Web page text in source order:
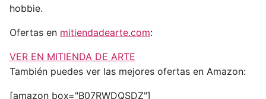
hobbie.
Ofertas en mitiendadearte.com:
VER EN MITIENDA DE ARTE
También puedes ver las mejores ofertas en Amazon:
[amazon box="B07RWDQSDZ"]